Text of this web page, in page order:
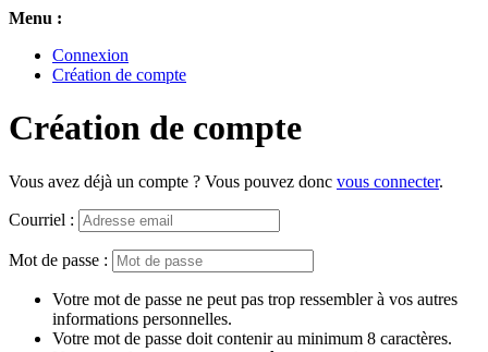
Menu :
Connexion
Création de compte
Création de compte
Vous avez déjà un compte ? Vous pouvez donc vous connecter.
Courriel :
Mot de passe :
Votre mot de passe ne peut pas trop ressembler à vos autres
informations personnelles.
Votre mot de passe doit contenir au minimum 8 caractères.